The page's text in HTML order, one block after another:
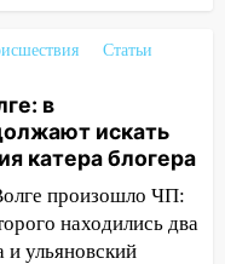
них есть
на Волге: в
крушения
Статьи
в
искать
катера блогера
произошло ЧП:
находились два
ульяновский